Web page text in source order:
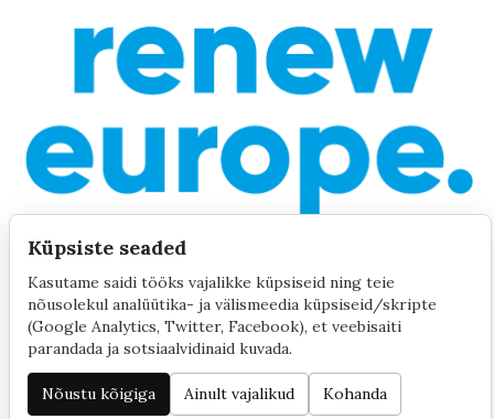
©2020 by Yana Toom Küpsiste seaded
Küpsiste seaded
Kasutame saidi tööks vajalikke küpsiseid ning teie
nõusolekul analüütika- ja välismeedia küpsiseid/skripte
(Google Analytics, Twitter, Facebook), et veebisaiti
parandada ja sotsiaalvidinaid kuvada.
Nõustu kõigiga Ainult vajalikud Kohanda